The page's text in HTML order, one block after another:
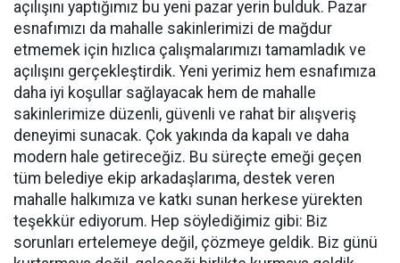
açılışını yaptığımız bu yeni pazar yerin bulduk. Pazar
esnafımızı da mahalle sakinlerimizi de mağdur
etmemek için hızlıca çalışmalarımızı tamamladık ve
açılışını gerçekleştirdik. Yeni yerimiz hem esnafımıza
daha iyi koşullar sağlayacak hem de mahalle
sakinlerimize düzenli, güvenli ve rahat bir alışveriş
deneyimi sunacak. Çok yakında da kapalı ve daha
modern hale getireceğiz. Bu süreçte emeği geçen
tüm belediye ekip arkadaşlarıma, destek veren
mahalle halkımıza ve katkı sunan herkese yürekten
teşekkür ediyorum. Hep söylediğimiz gibi: Biz
sorunları ertelemeye değil, çözmeye geldik. Biz günü